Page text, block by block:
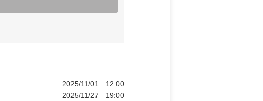
2025/11/01
12:00
2025/11/27
19:00